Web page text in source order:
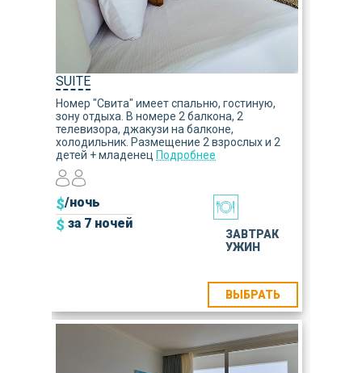
SUITE
Номер "Свита" имеет спальню, гостиную,
зону отдыха. В номере 2 балкона, 2
телевизора, джакузи на балконе,
холодильник. Размещение 2 взрослых и 2
детей + младенец Подробнее
$/ночь
$ за 7 ночей
ЗАВТРАК
УЖИН
ВЫБРАТЬ